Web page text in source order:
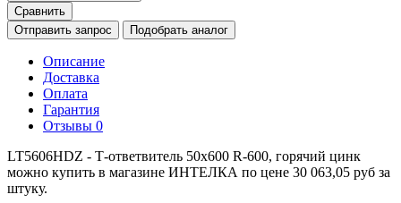
Сравнить
Отправить запрос
Подобрать аналог
Описание
Доставка
Оплата
Гарантия
Отзывы 0
LT5606HDZ - Т-ответвитель 50х600 R-600, горячий цинк
можно купить в магазине ИНТЕЛКА по цене 30 063,05 руб за
штуку.